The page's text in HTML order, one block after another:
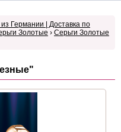
Германии | Доставка по
Золотые › Серьги Золотые